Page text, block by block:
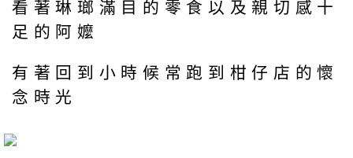
看著琳瑯滿目的零食以及親切感十
足的阿嬤
有著回到小時候常跑到柑仔店的懷
念時光